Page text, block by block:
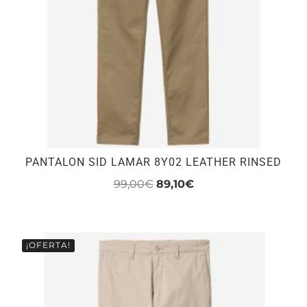
PANTALON SID LAMAR 8Y02 LEATHER RINSED
99,00€ El
era:
99,00€.
89,10€El
es:
89,10€.
tiene
múltiples
variantes.
Las
¡OFERTA!